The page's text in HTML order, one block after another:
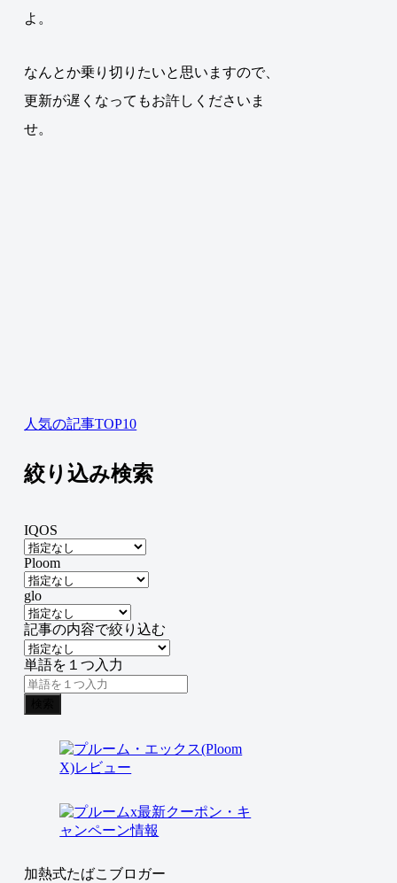
よ。
なんとか乗り切りたいと思いますので、
更新が遅くなってもお許しくださいま
せ。
人気の記事TOP10
絞り込み検索
IQOS
Ploom
glo
記事の内容で絞り込む
単語を１つ入力
加熱式たばこブロガー